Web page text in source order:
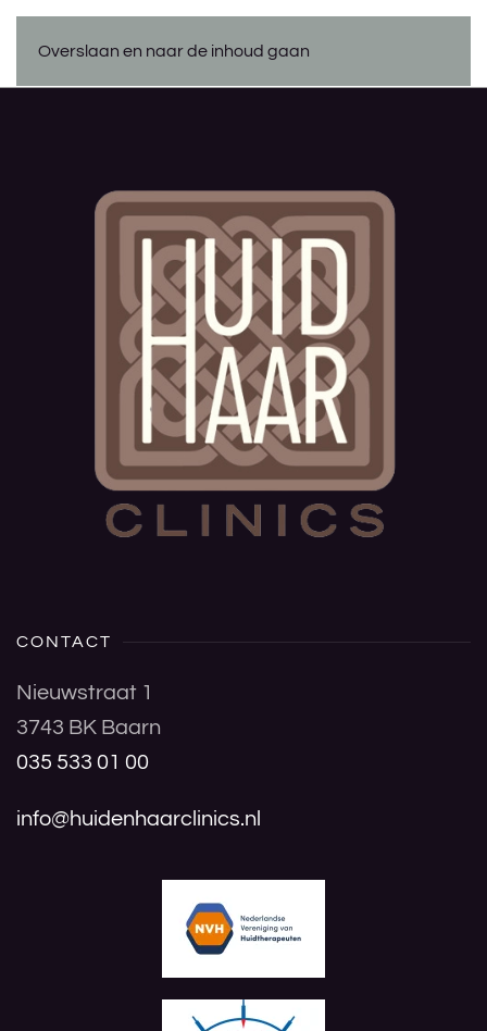
Overslaan en naar de inhoud gaan
CONTACT
Nieuwstraat 1
3743 BK Baarn
035 533 01 00
info@huidenhaarclinics.nl